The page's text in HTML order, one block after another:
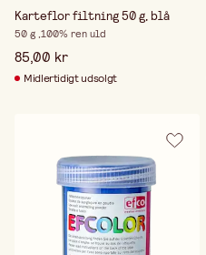
Karteflor filtning 50 g, blå
50 g ,100% ren uld
85,00 kr
Midlertidigt udsolgt